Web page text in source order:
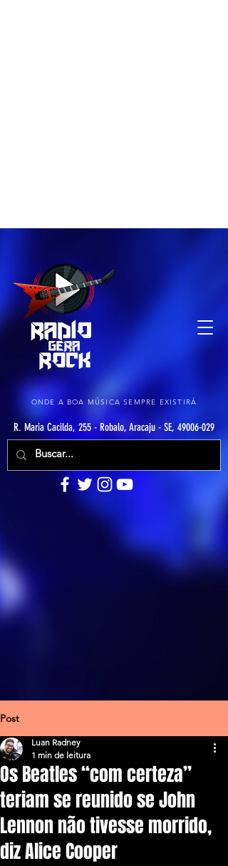
ONDE A BOA MÚSICA SEMPRE EXISTIRÁ
R. Maria Cacilda, 255 - Robalo, Aracaju - SE, 49006-029
Post
Os Beatles “com certeza”
teriam se reunido se John
Lennon não tivesse morrido,
diz Alice Cooper
Luan Radney
1 min de leitura